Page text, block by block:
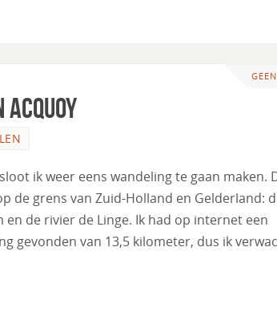
ik weer eens wandeling te gaan maken.
de grens van Zuid-Holland en Gelderland:
en de rivier de Linge. Ik had op internet een
gevonden van 13,5 kilometer, dus ik